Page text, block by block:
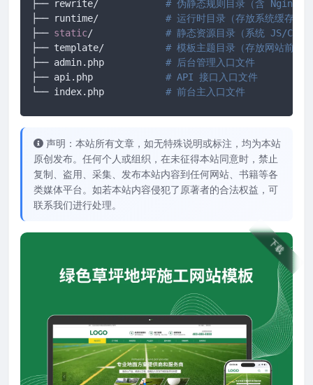
# 伪静态规则目录（含 Nginx/
# 运行时目录（存放系统缓存、
├── static
# 静态资源目录（系统 JS/CSS
# 模板主题目录（存放网站前端
# 后台管理入口文件
# API 接口入口文件
# 前台主入口文件
声明：本站所有文章，如无特殊说明或标注，均为本站
原创发布。任何个人或组织，在未征得本站同意时，禁止
复制、盗用、采集、发布本站内容到任何网站、书籍等各
类媒体平台。如若本站内容侵犯了原著者的合法权益，可
联系我们进行处理。
下载